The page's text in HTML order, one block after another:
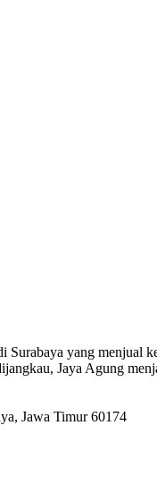
yang menjual
Jaya Agung
Jawa Timur 60174